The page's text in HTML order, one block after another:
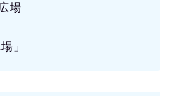
場
」